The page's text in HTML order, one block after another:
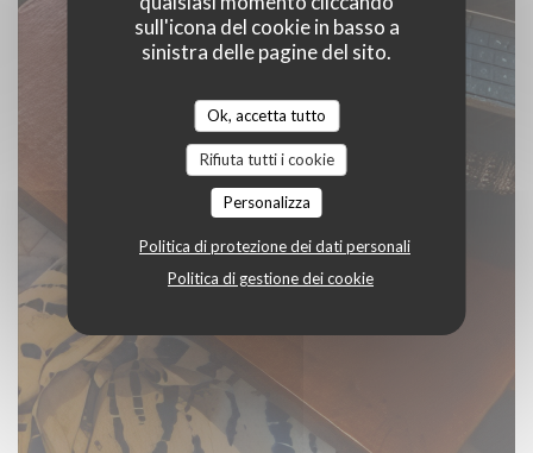
sull'icona del cookie in basso a
sinistra delle pagine del sito.
Ok, accetta tutto
Rifiuta tutti i cookie
Personalizza
Politica di protezione dei dati personali
Politica di gestione dei cookie